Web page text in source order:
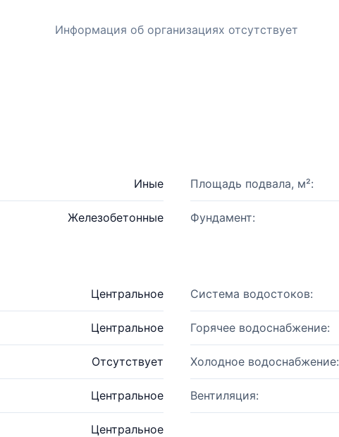
Информация об организациях отсутствует
Иные Площадь подвала, м²:
Железобетонные Фундамент:
Центральное Система водостоков:
Центральное Горячее водоснабжение:
Отсутствует Холодное водоснабжение:
Центральное Вентиляция:
Центральное